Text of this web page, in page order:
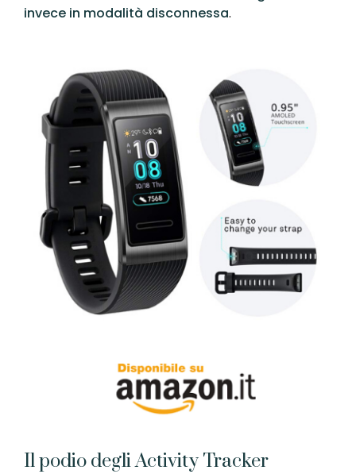
invece in modalità disconnessa.
Il podio degli Activity Tracker